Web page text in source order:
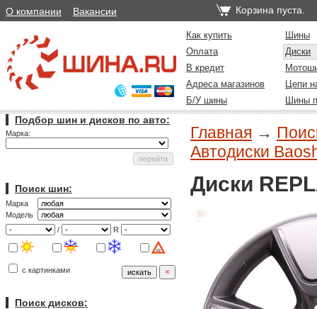
О компании Вакансии Корзина пуста.
Как купить
Шины
Оплата
Диски
В кредит
Адреса магазинов
Цепи
Б/У шины
Шины
Подбор шин и дисков по авто:
Марка:
Поиск шин:
Марка
Модель
/
R
с картинками
Поиск дисков:
Главная →
Автодиски
Диски